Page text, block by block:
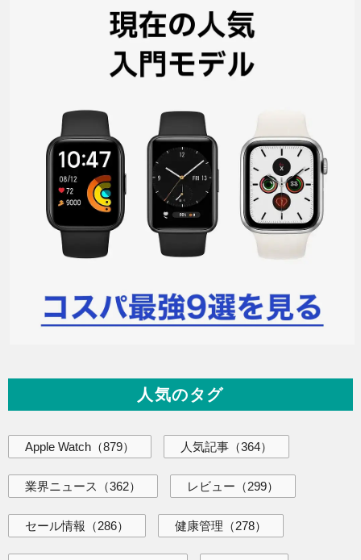
人気のタグ
Apple Watch （879） 人気記事 （364）
業界ニュース （362） レビュー （299）
セール情報 （286） 健康管理 （278）